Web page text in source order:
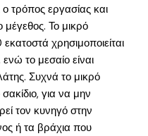
ο τρόπος εργασίας και
μέγεθος. Το μικρό
χρησιμοποιείται
το μεσαίο είναι
Συχνά το μικρό
για να μην
τον κυνηγό στην
ή τα βράχια που